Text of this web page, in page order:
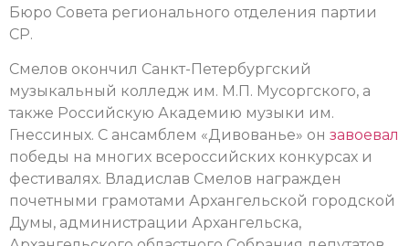
Бюро Совета регионального отделения партии
СР.
Смелов окончил Санкт-Петербургский
музыкальный колледж им. М.П. Мусоргского, а
также Российскую Академию музыки им.
Гнессиных. С ансамблем «Дивованье» он завоевал
победы на многих всероссийских конкурсах и
фестивалях. Владислав Смелов награжден
почетными грамотами Архангельской городской
Думы, администрации Архангельска,